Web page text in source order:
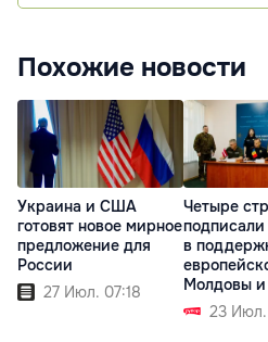
Похожие новости
Украина и США
готовят новое мирное
предложение для
России
27 Июл. 07:18
Четыре
подписали
в
Молдовы
23